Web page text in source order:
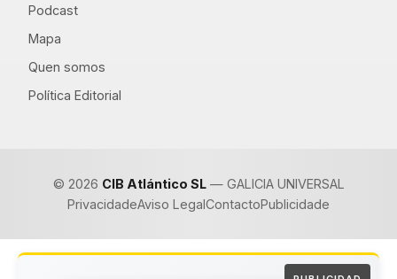
Podcast
Mapa
Quen somos
Política Editorial
© 2026 CIB Atlántico SL— GALICIA UNIVERSAL
PrivacidadeAviso LegalContactoPublicidade